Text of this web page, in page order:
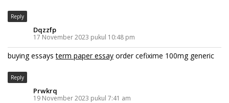
Reply
Dqzzfp
17 November 2023 pukul 10:48 pm
buying essaysterm paper essay order cefixime 100mg generic
Reply
Prwkrq
19 November 2023 pukul 7:41 am